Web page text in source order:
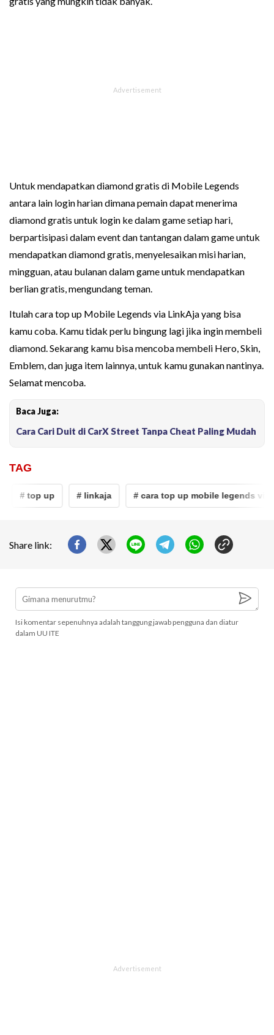
Untuk mendapatkan diamond gratis di Mobile Legends
antara lain login harian dimana pemain dapat menerima
diamond gratis untuk login ke dalam game setiap hari,
berpartisipasi dalam event dan tantangan dalam game untuk
mendapatkan diamond gratis, menyelesaikan misi harian,
mingguan, atau bulanan dalam game untuk mendapatkan
berlian gratis, mengundang teman.
Itulah cara top up Mobile Legends via LinkAja yang bisa
kamu coba. Kamu tidak perlu bingung lagi jika ingin membeli
diamond. Sekarang kamu bisa mencoba membeli Hero, Skin,
Emblem, dan juga item lainnya, untuk kamu gunakan nantinya.
Selamat mencoba.
Baca Juga:
Cara Cari Duit di CarX Street Tanpa Cheat Paling Mudah
TAG
# top up # linkaja # cara top up mobile legends via
Share link:
Isi komentar sepenuhnya adalah tanggung jawab pengguna dan diatur
dalam UU ITE